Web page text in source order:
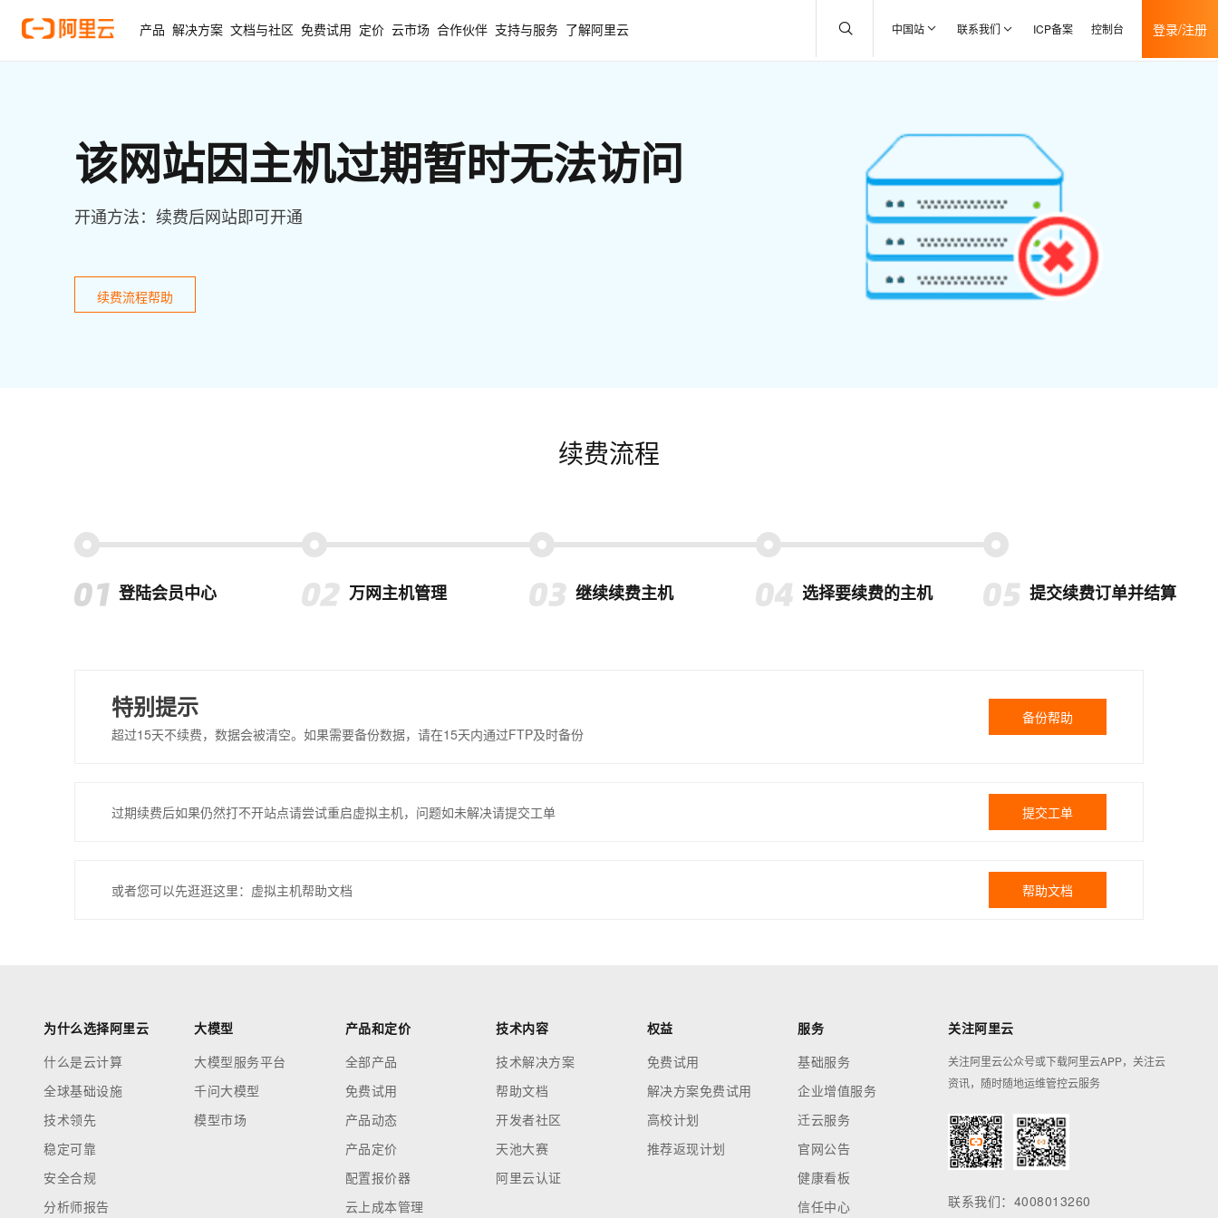
产品 解决方案 文档与社区 免费试用 定价 云市场 合作伙伴 支持与服务 了解阿里云 中国站 联系我们 ICP备案 控制台 登录/注册
该网站因主机过期暂时无法访问
开通方法：续费后网站即可开通
续费流程帮助
续费流程
登陆会员中心 万网主机管理 继续续费主机 选择要续费的主机 提交续费订单并结算
特别提示
超过15天不续费，数据会被清空。如果需要备份数据，请在15天内通过FTP及时备份
备份帮助
过期续费后如果仍然打不开站点请尝试重启虚拟主机，问题如未解决请提交工单 提交工单
或者您可以先逛逛这里：虚拟主机帮助文档 帮助文档